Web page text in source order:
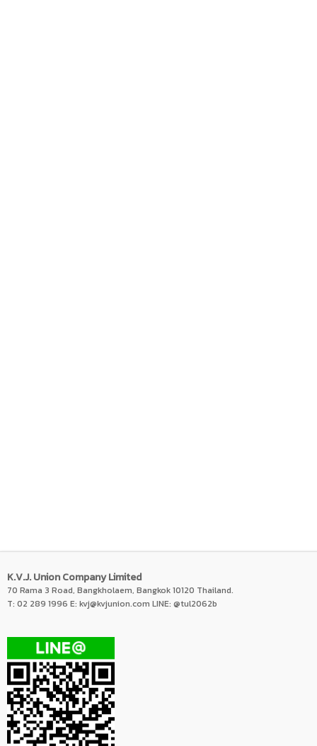
K.V.J. Union Company Limited
70 Rama 3 Road, Bangkholaem, Bangkok 10120 Thailand.
T: 02 289 1996 E: kvj@kvjunion.com LINE: @tul2062b